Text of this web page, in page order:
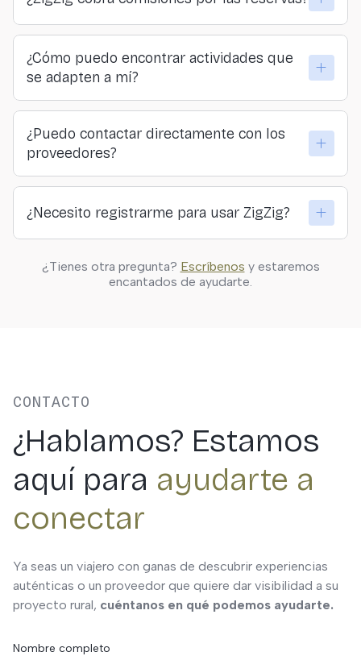
proveedores. Todo lo que pagas llega directamente a
quienes organizan las actividades.
¿Cómo puedo encontrar actividades que
se adapten a mí?
hacer nuestro formulario y descubrir tu actividad
ideal.
¿Puedo contactar directamente con los
proveedores?
transparente entre viajeros y quienes ofrecen las
¿Necesito registrarme para usar ZigZig?
Solo si quieres guardar actividades, hacer reservas o
personalizar tus resultados. Puedes explorar
¿Tienes otra pregunta? Escríbenos y estaremos
encantados de ayudarte.
CONTACTO
¿Hablamos? Estamos
aquí para ayudarte a
conectar
Ya seas un viajero con ganas de descubrir experiencias
auténticas o un proveedor que quiere dar visibilidad a su
proyecto rural, cuéntanos en qué podemos ayudarte.
Nombre completo